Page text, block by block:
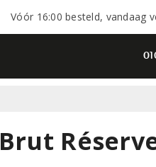
Vóór 16:00 besteld, vandaag